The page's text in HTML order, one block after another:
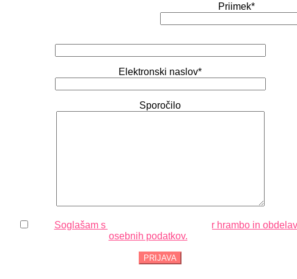
Priimek*
Elektronski naslov*
Sporočilo
Soglašam s prejemanjem obvestil ter hrambo in
osebnih podatkov.